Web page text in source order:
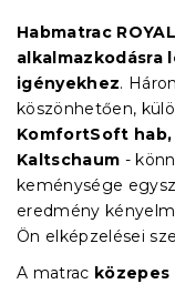
Habmatrac ROYAL
alkalmazkodásra
igényekhez.
köszönhetően,
KomfortSoft hab,
Kaltschaum -
keménysége
eredmény
Ön elképzelései
A matrac közepes